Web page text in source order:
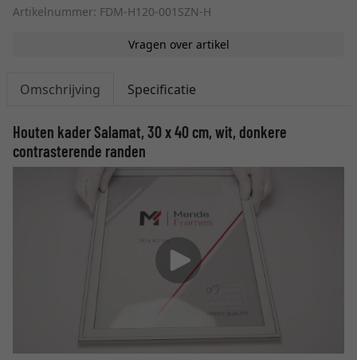
Artikelnummer: FDM-H120-001SZN-H
Vragen over artikel
Omschrijving Specificatie
Houten kader Salamat, 30 x 40 cm, wit, donkere
contrasterende randen